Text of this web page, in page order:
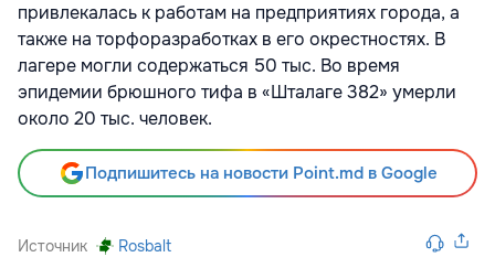
привлекалась к работам на предприятиях города, а
также на торфоразработках в его окрестностях. В
лагере могли содержаться 50 тыс. Во время
эпидемии брюшного тифа в «Шталаге 382» умерли
около 20 тыс. человек.
Подпишитесь на новости Point.md в Google
Источник Rosbalt